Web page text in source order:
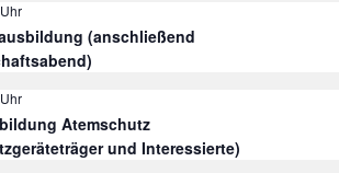
(anschließend
Atemschutz
und Interessierte)